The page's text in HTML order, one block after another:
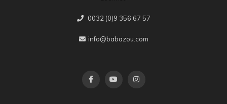
0032 (0)9 356 67 57
info@babazou.com